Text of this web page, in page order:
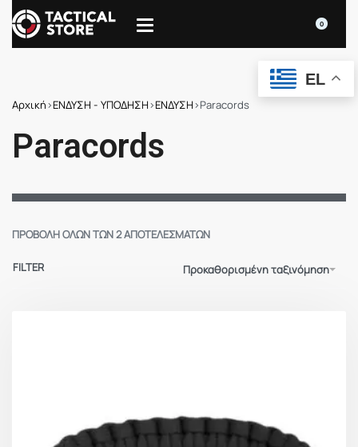
0
Αρχική›ΕΝΔΥΣΗ - ΥΠΟΔΗΣΗ›ΕΝΔΥΣΗ›Paracords
Paracords
ΠΡΟΒΟΛΉ ΌΛΩΝ ΤΩΝ 2 ΑΠΟΤΕΛΕΣΜΆΤΩΝ
Προκαθορισμένη ταξινόμηση
FILTER
EL